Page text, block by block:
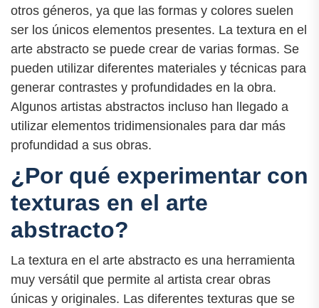
otros géneros, ya que las formas y colores suelen
ser los únicos elementos presentes. La textura en el
arte abstracto se puede crear de varias formas. Se
pueden utilizar diferentes materiales y técnicas para
generar contrastes y profundidades en la obra.
Algunos artistas abstractos incluso han llegado a
utilizar elementos tridimensionales para dar más
profundidad a sus obras.
¿Por qué experimentar con
texturas en el arte
abstracto?
La textura en el arte abstracto es una herramienta
muy versátil que permite al artista crear obras
únicas y originales. Las diferentes texturas que se